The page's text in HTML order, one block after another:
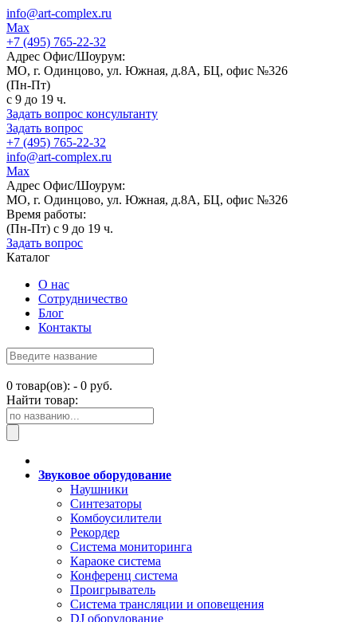
info@art-complex.ru
Max
+7 (495) 765-22-32
Адрес Офис/Шоурум:
МО, г. Одинцово, ул. Южная, д.8А, БЦ, офис №326
(Пн-Пт)
с 9 до 19 ч.
Задать вопрос консультанту
Задать вопрос
+7 (495) 765-22-32
info@art-complex.ru
Max
Адрес Офис/Шоурум:
МО, г. Одинцово, ул. Южная, д.8А, БЦ, офис №326
Время работы:
(Пн-Пт) с 9 до 19 ч.
Задать вопрос
Каталог
О нас
Сотрудничество
Блог
Контакты
0 товар(ов): - 0 руб.
Найти товар:
Звуковое оборудование
Наушники
Синтезаторы
Комбоусилители
Рекордер
Система мониторинга
Караоке система
Конференц система
Проигрыватель
Система трансляции и оповещения
DJ оборудование